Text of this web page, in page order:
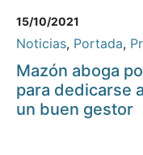
15/10/2021
Noticias, Portada,
Mazón aboga
para dedicarse
un buen gestor